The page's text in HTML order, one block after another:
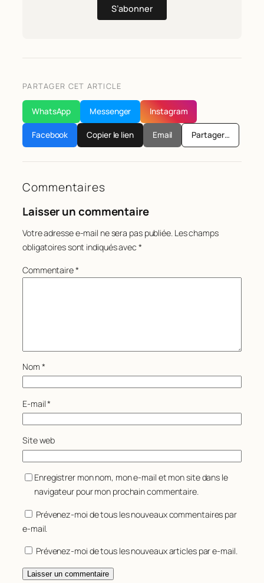
S’abonner
PARTAGER CET ARTICLE
WhatsApp Messenger Instagram
Facebook Copier le lien Email Partager…
Commentaires
Laisser un commentaire
Votre adresse e-mail ne sera pas publiée. Les champs
obligatoires sont indiqués avec *
Commentaire*
Nom *
E-mail*
Site web
Enregistrer mon nom, mon e-mail et mon site dans le
navigateur pour mon prochain commentaire.
Prévenez-moi de tous les nouveaux commentaires par
e-mail.
Prévenez-moi de tous les nouveaux articles par e-mail.